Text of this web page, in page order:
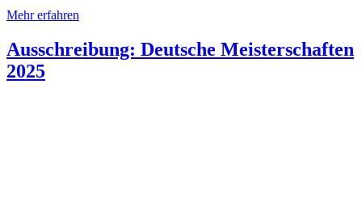
Mehr erfahren
Ausschreibung: Deutsche Meisterschaften
2025